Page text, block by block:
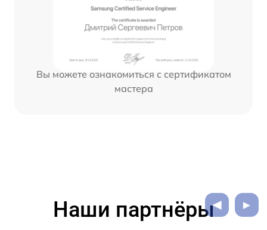
Вы можете ознакомиться с сертификатом
мастера
Наши партнёры